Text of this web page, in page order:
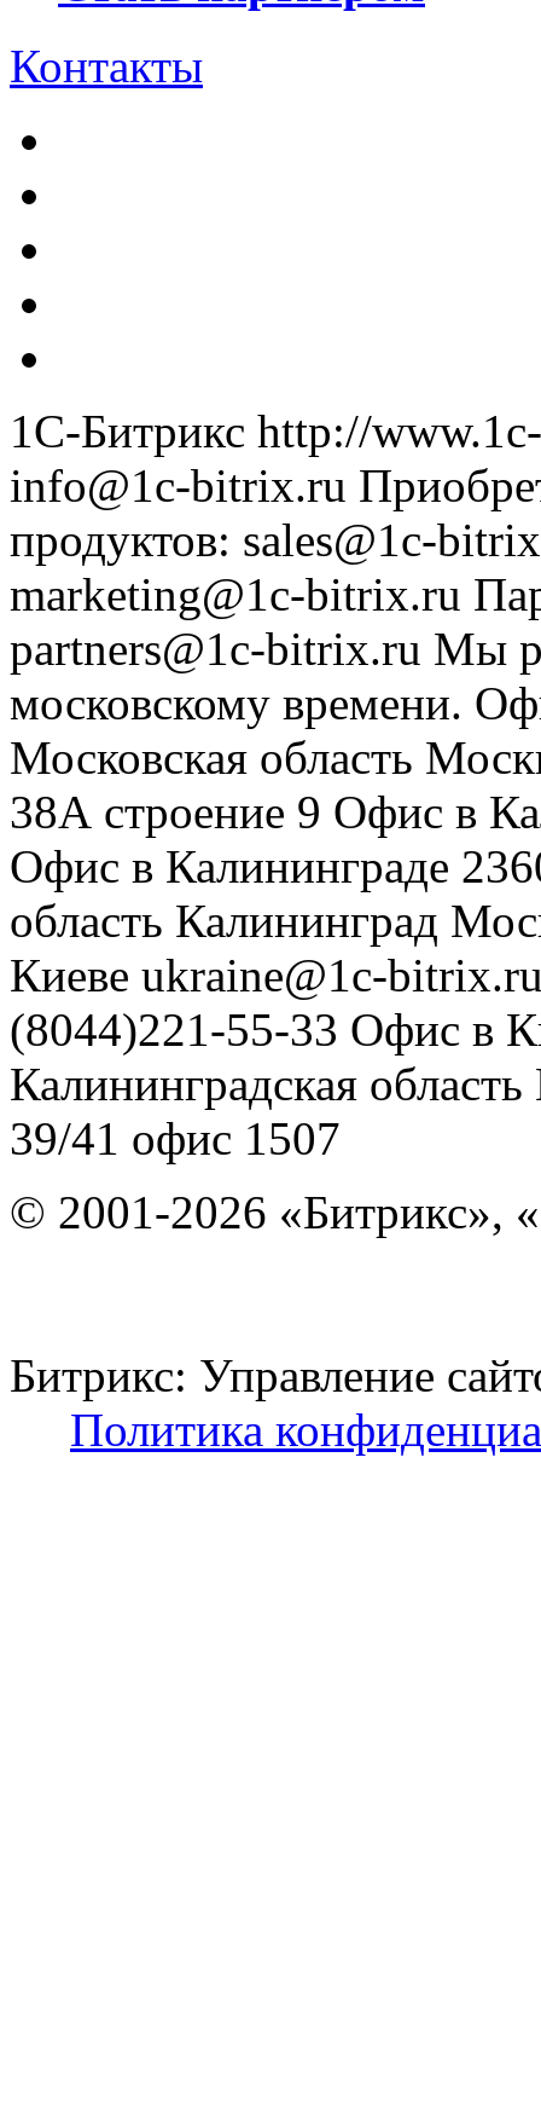
Контакты
1С-Битрикс http://
info@1c-bitrix.ru
продуктов: sales@1c-
marketing@1c-bitrix.ru
partners@1c-bitrix.ru Мы
московскому времени.
Московская область
38А строение 9 Офис в
Офис в Калининграде
область Калининград
Киеве ukraine@1c-
(8044)221-55-33 Офис в
Калининградская область
39/41 офис 1507
© 2001-2026 «Битрикс»,
Битрикс: Управление
Политика